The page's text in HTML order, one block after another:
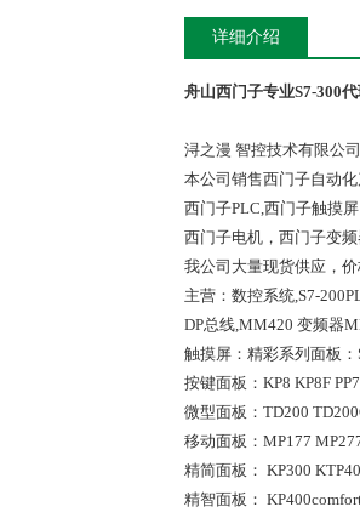
详细介绍
舟山西门子专业S7-300
浔之漫 智控技术有限公
本公司销售西门子自动
西门子PLC,西门子触摸
西门子电机，西门子变
我公司大量现货供应，
主营：数控系统,S7-
DP总线,MM420 变频器
触摸屏：精彩系列面板
按键面板：KP8 KP8F
微型面板：TD200
移动面板：MP177
精简面板： KP300
精智面板：